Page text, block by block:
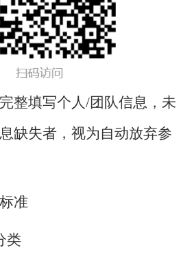
填写个人/团队信息，未
缺失者，视为自动放弃参
准
类